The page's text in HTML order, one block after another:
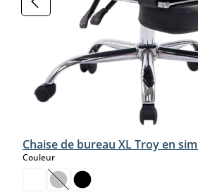
Chaise de bureau XL Troy en
Couleurselect
(Cette option n'est pas